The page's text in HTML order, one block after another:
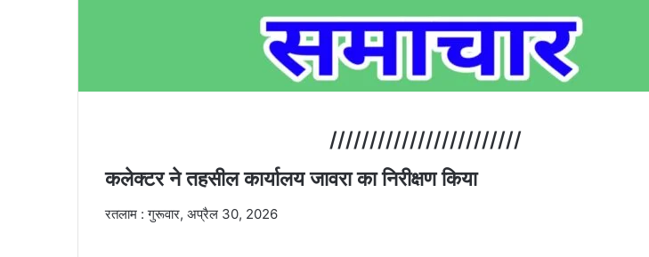
////////////////////////
कलेक्टर ने तहसील कार्यालय जावरा का निरीक्षण किया
रतलाम : गुरूवार, अप्रैल 30, 2026